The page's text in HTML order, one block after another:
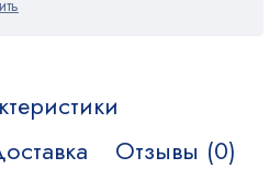
Отзывы (0)